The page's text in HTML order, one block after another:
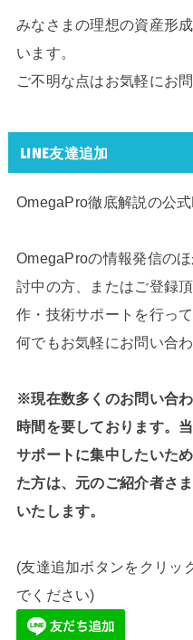
みなさまの理想の資産形
います。
ご不明な点はお気軽にお
LINE友達追加
OmegaPro徹底解説の公
OmegaProの情報発信の
討中の方、またはご登録
作・技術サポートを行っ
何でもお気軽にお問い合
※現在数多くのお問い合
時間を要しております。
サポートに集中したいた
た方は、元のご紹介者さ
いたします。
(友達追加ボタンをクリッ
でください)